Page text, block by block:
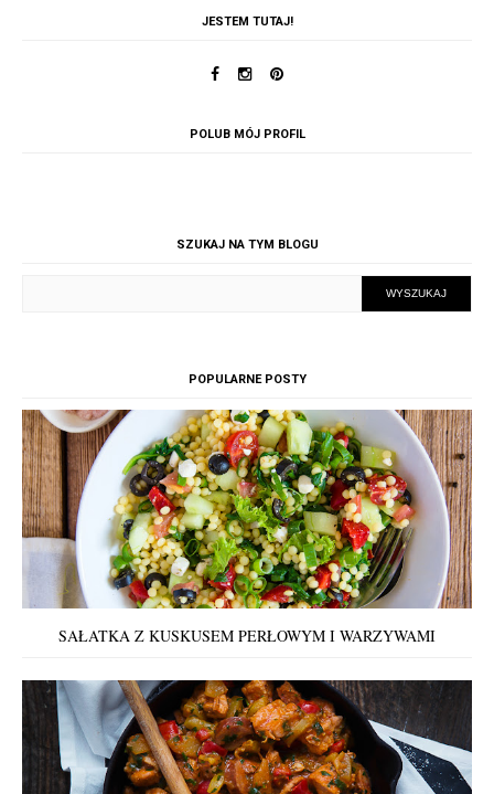
JESTEM TUTAJ!
POLUB MÓJ PROFIL
SZUKAJ NA TYM BLOGU
POPULARNE POSTY
SAŁATKA Z KUSKUSEM PERŁOWYM I WARZYWAMI